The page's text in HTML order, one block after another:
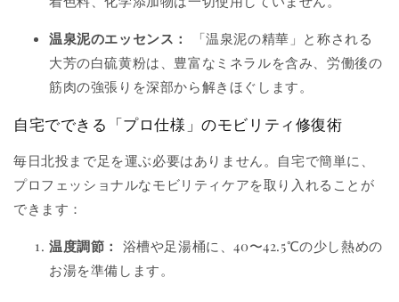
温泉泥のエッセンス：
「温泉泥の精華」と称される
大芳の白硫黄粉は、豊富なミネラルを含み、労働後の
筋肉の強張りを深部から解きほぐします。
自宅でできる「プロ仕様」のモビリティ修復術
毎日北投まで足を運ぶ必要はありません。自宅で簡単に、
プロフェッショナルなモビリティケアを取り入れることが
できます：
温度調節： 浴槽や足湯桶に、40〜42.5℃の少し熱めの
お湯を準備します。